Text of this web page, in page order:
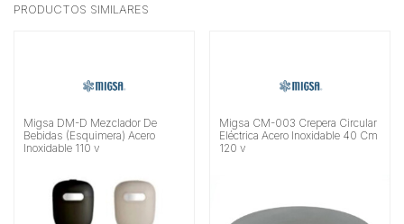
PRODUCTOS SIMILARES
Migsa DM-D Mezclador De
Bebidas (Esquimera) Acero
Inoxidable 110 v
Migsa CM-003 Crepera Circular
Eléctrica Acero Inoxidable 40 Cm
120 v